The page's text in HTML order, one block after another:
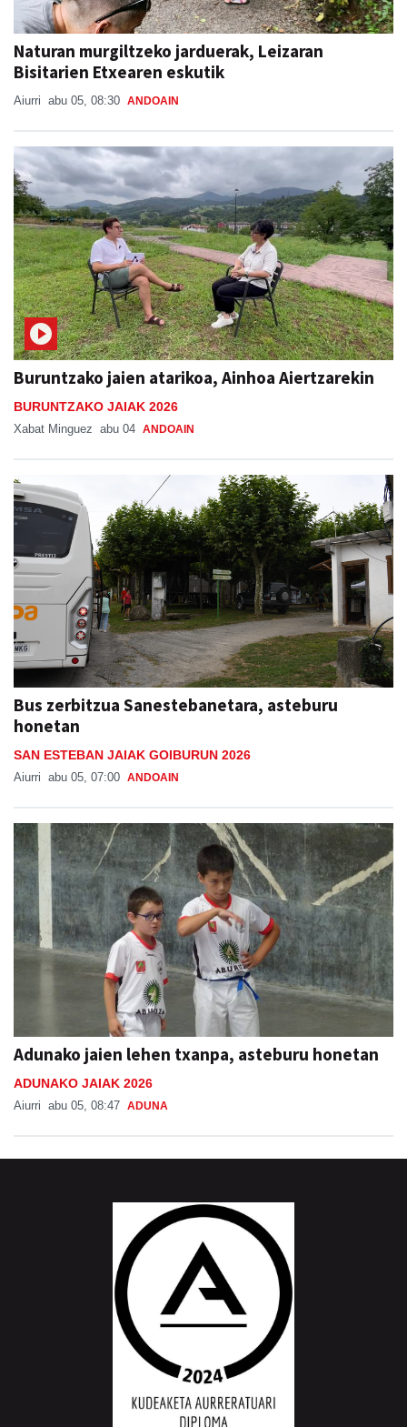
Naturan murgiltzeko jarduerak, Leizaran
Bisitarien Etxearen eskutik
Aiurri abu 05, 08:30 ANDOAIN
Buruntzako jaien atarikoa, Ainhoa Aiertzarekin
BURUNTZAKO JAIAK 2026
Xabat Minguez abu 04 ANDOAIN
Bus zerbitzua Sanestebanetara, asteburu
honetan
SAN ESTEBAN JAIAK GOIBURUN 2026
Aiurri abu 05, 07:00 ANDOAIN
Adunako jaien lehen txanpa, asteburu honetan
ADUNAKO JAIAK 2026
Aiurri abu 05, 08:47 ADUNA